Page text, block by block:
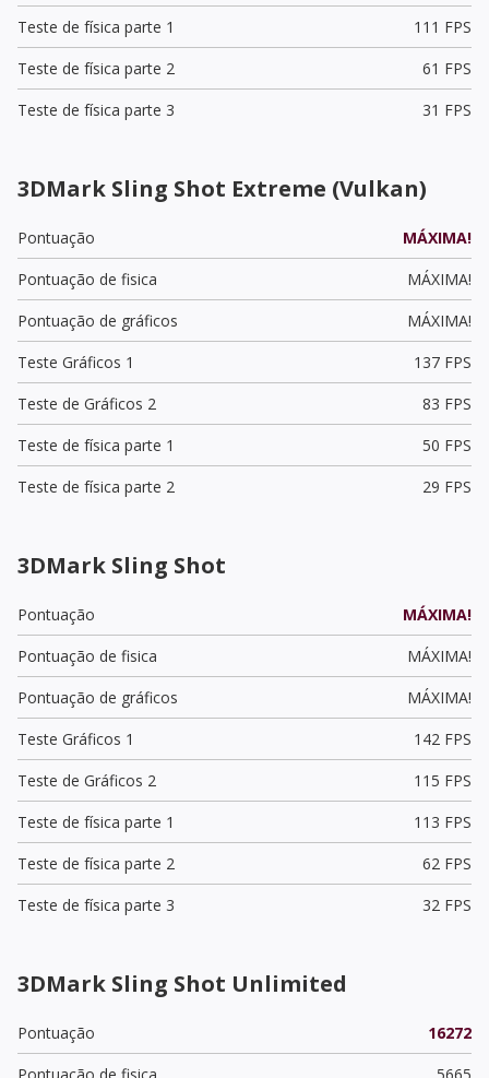
Teste de física parte 1
111 FPS
Teste de física parte 2
61 FPS
Teste de física parte 3
31 FPS
3DMark Sling Shot Extreme (Vulkan)
Pontuação
MÁXIMA!
Pontuação de fisica
MÁXIMA!
Pontuação de gráficos
MÁXIMA!
Teste Gráficos 1
137 FPS
Teste de Gráficos 2
83 FPS
Teste de física parte 1
50 FPS
Teste de física parte 2
29 FPS
3DMark Sling Shot
Pontuação
MÁXIMA!
Pontuação de fisica
MÁXIMA!
Pontuação de gráficos
MÁXIMA!
Teste Gráficos 1
142 FPS
Teste de Gráficos 2
115 FPS
Teste de física parte 1
113 FPS
Teste de física parte 2
62 FPS
Teste de física parte 3
32 FPS
3DMark Sling Shot Unlimited
Pontuação
16272
Pontuação de fisica
5665